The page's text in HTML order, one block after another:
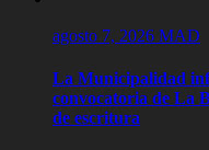
agosto 7, 2026 MAD
La Municipalidad
convocatoria de La
de escritura